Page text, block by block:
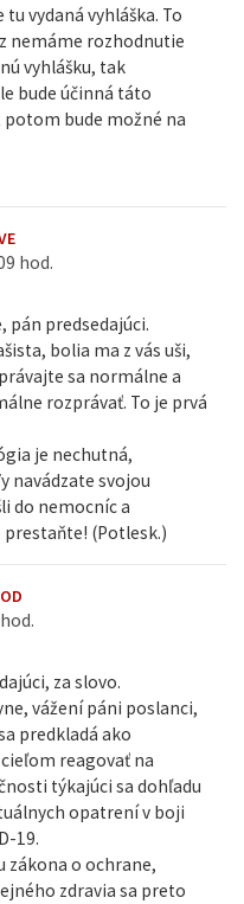
vydaná vyhláška. To
nemáme rozhodnutie
vyhlášku, tak
bude účinná táto
potom bude možné na
hod.
pán predsedajúci.
bolia ma z vás uši,
sa normálne a
rozprávať. To je prvá
je nechutná,
navádzate svojou
do nemocníc a
(Potlesk.)
za slovo.
vážení páni poslanci,
predkladá ako
reagovať na
týkajúci sa dohľadu
opatrení v boji
19.
zákona o ochrane,
zdravia sa preto